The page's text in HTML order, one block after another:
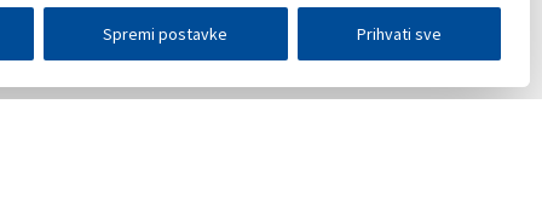
Spremi postavke Prihvati sve